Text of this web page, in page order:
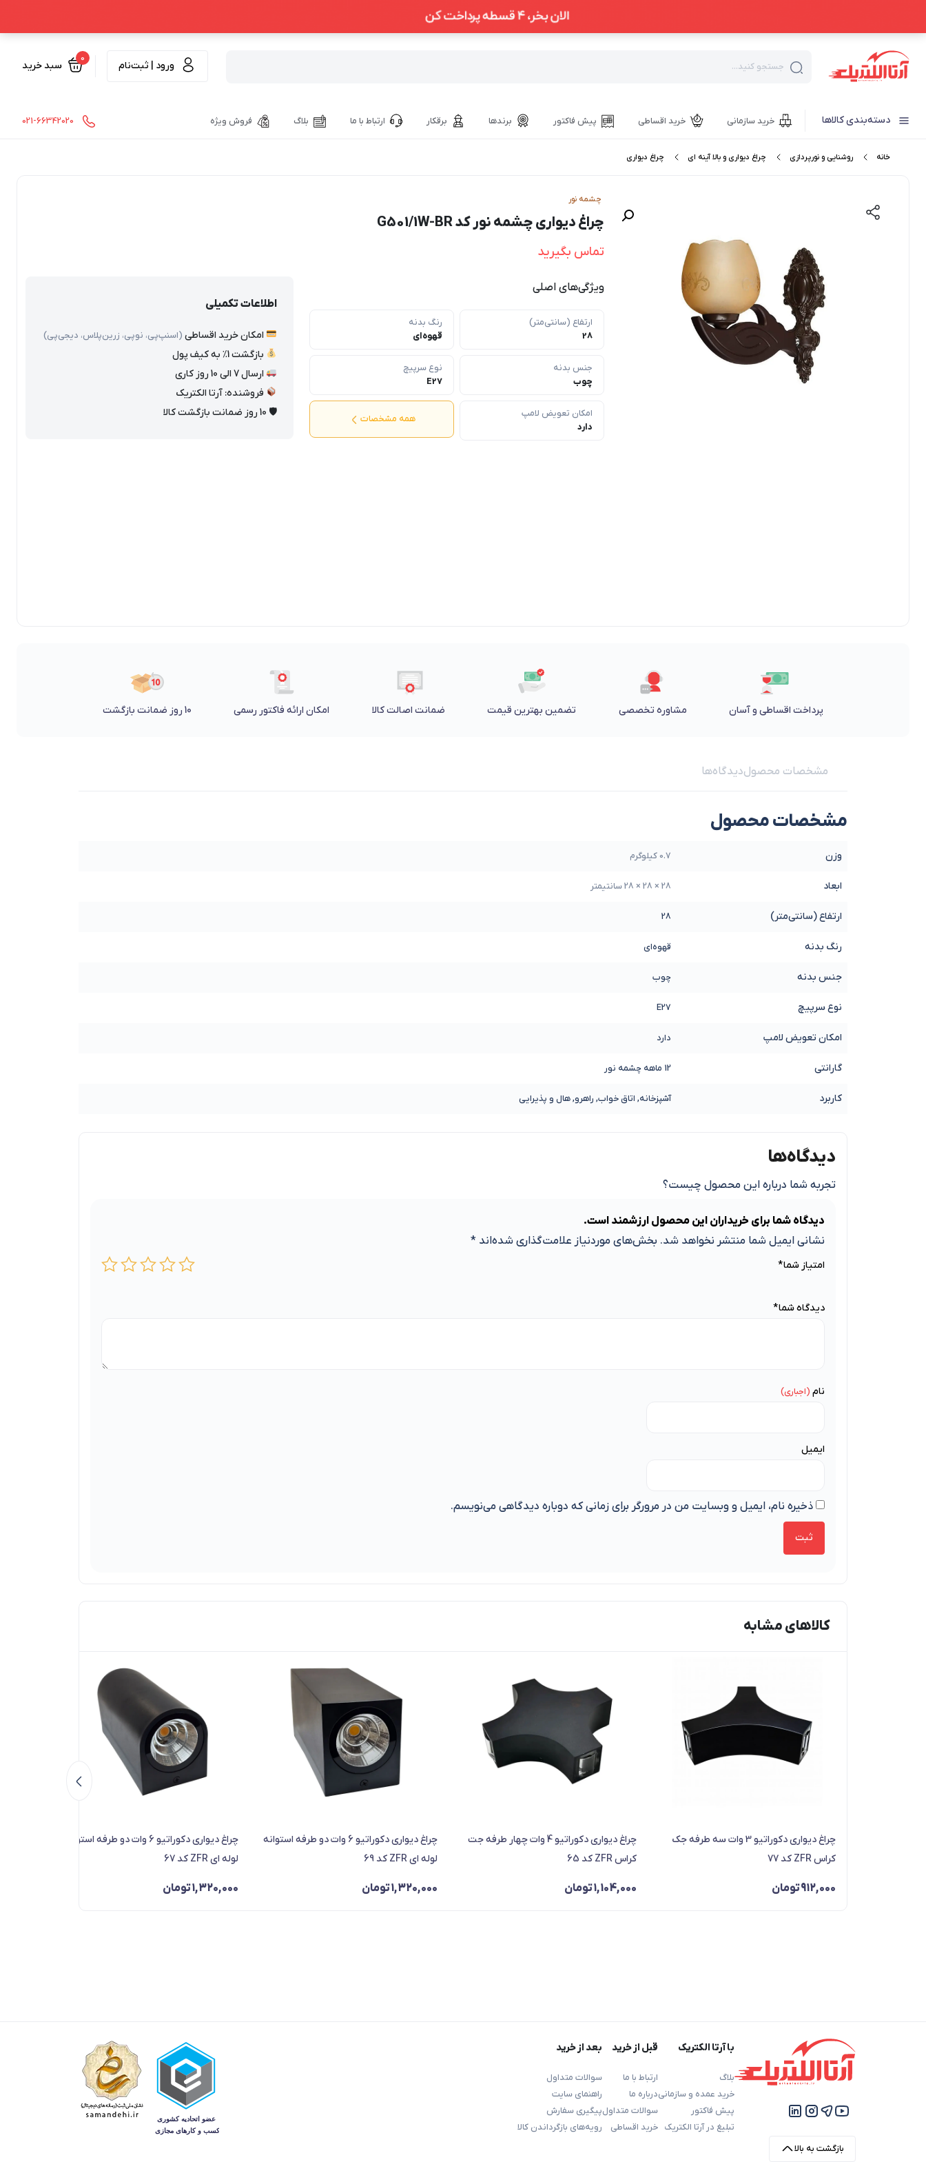
جستجو کنید... ورود | ثبت‌نام
0
سبد خرید
دسته‌بندی کالاها خرید سازمانی خرید اقساطی پیش فاکتور برندها برقکار ارتباط با ما بلاگ فروش ویژه 021-66342020
خانه روشنایی و نورپردازی چراغ دیواری و بالا آینه ای چراغ دیواری
چشمه نور
چراغ دیواری چشمه نور کد G501/1W-BR
تماس بگیرید
ویژگی‌های اصلی
ارتفاع (سانتی‌متر)
28
رنگ بدنه
قهوه‌ای
جنس بدنه
چوب
نوع سرپیچ
E27
امکان تعویض لامپ
دارد
همه مشخصات
اطلاعات تکمیلی
امکان خرید اقساطی (اسنپ‌پی، نوپی، زرین‌پلاس، دیجی‌پی)
بازگشت 1٪ به کیف پول
ارسال 7 الی 10 روز کاری
فروشنده: آرتا الکتریک
🛡 10 روز ضمانت بازگشت کالا
پرداخت اقساطی و آسان مشاوره تخصصی تضمین بهترین قیمت ضمانت اصالت کالا امکان ارائه فاکتور رسمی 10 روز ضمانت بازگشت
مشخصات محصولدیدگاه‌ها
مشخصات محصول
وزن 0.7 کیلوگرم
ابعاد 28 × 28 × 28 سانتیمتر
ارتفاع (سانتی‌متر) 28
رنگ بدنه قهوه‌ای
جنس بدنه چوب
نوع سرپیچ E27
امکان تعویض لامپ دارد
گارانتی 12 ماهه چشمه نور
کاربرد آشپزخانه, اتاق خواب, راهرو, هال و پذیرایی
دیدگاه‌ها
تجربه شما درباره این محصول چیست؟
دیدگاه شما برای خریداران این محصول ارزشمند است.
نشانی ایمیل شما منتشر نخواهد شد. بخش‌های موردنیاز علامت‌گذاری شده‌اند *
امتیاز شما*
دیدگاه شما*
نام
ایمیل
ذخیره نام، ایمیل و وبسایت من در مرورگر برای زمانی که دوباره دیدگاهی می‌نویسم.
کالاهای مشابه
چراغ دیواری دکوراتیو 3 وات سه طرفه جک
کراس ZFR کد 77
912,000تومان
چراغ دیواری دکوراتیو 4 وات چهار طرفه جت
کراس ZFR کد 65
1,104,000تومان
چراغ دیواری دکوراتیو 6 وات دو طرفه استوانه
لوله ای ZFR کد 69
1,320,000تومان
چراغ دیواری دکوراتیو 6 وات دو طرفه استوانه
لوله ای ZFR کد 67
1,320,000تومان
بازگشت به بالا
با آرتا الکتریک
بلاگ
خرید عمده و سازمانی
پیش فاکتور
تبلیغ در آرتا الکتریک
قبل از خرید
ارتباط با ما
درباره ما
سوالات متداول
خرید اقساطی
بعد از خرید
سوالات متداول
راهنمای سایت
پیگیری سفارش
رویه‌های بازگرداندن کالا